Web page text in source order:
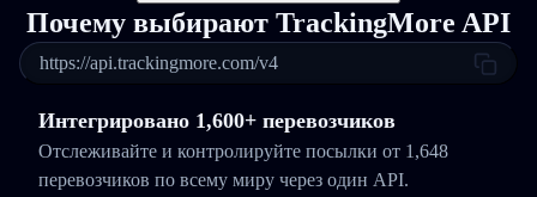
Почему выбирают TrackingMore API
https://api.trackingmore.com/v4
Интегрировано 1,600+ перевозчиков
Отслеживайте и контролируйте посылки от 1,648
перевозчиков по всему миру через один API.